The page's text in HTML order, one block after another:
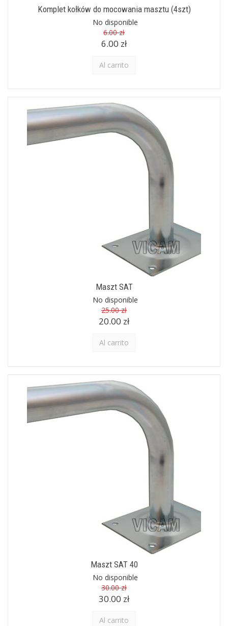
Komplet kołków do mocowania masztu (4szt)
No disponible
6.00 zł
6.00 zł
Al carrito
Maszt SAT
No disponible
25.00 zł
20.00 zł
Al carrito
Maszt SAT 40
No disponible
30.00 zł
30.00 zł
Al carrito